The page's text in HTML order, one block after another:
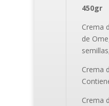
450gr
Crema
de
Crema
Crema